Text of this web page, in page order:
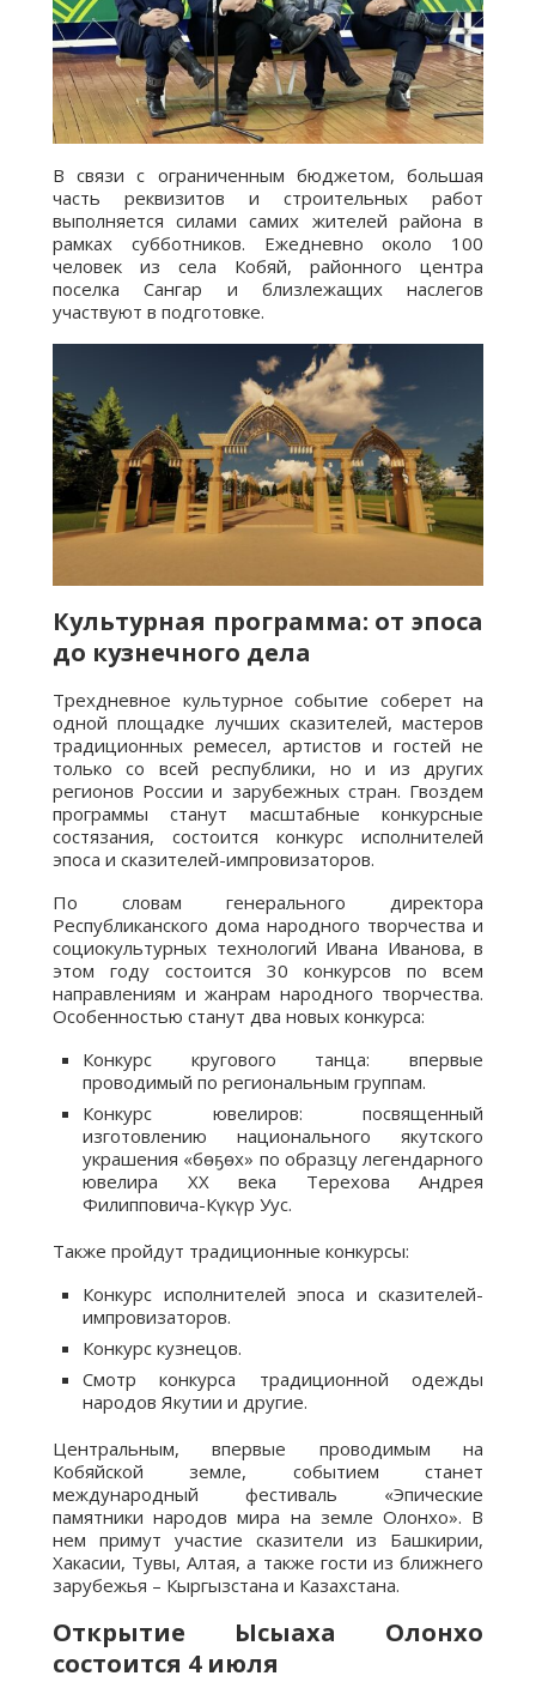
В связи с ограниченным бюджетом, большая
часть реквизитов и строительных работ
выполняется силами самих жителей района в
рамках субботников. Ежедневно около 100
человек из села Кобяй, районного центра
поселка Сангар и близлежащих наслегов
участвуют в подготовке.
Культурная программа: от эпоса
до кузнечного дела
Трехдневное культурное событие соберет на
одной площадке лучших сказителей, мастеров
традиционных ремесел, артистов и гостей не
только со всей республики, но и из других
регионов России и зарубежных стран. Гвоздем
программы станут масштабные конкурсные
состязания, состоится конкурс исполнителей
эпоса и сказителей-импровизаторов.
По словам генерального директора
Республиканского дома народного творчества и
социокультурных технологий Ивана Иванова, в
этом году состоится 30 конкурсов по всем
направлениям и жанрам народного творчества.
Особенностью станут два новых конкурса:
Конкурс кругового танца: впервые
проводимый по региональным группам.
Конкурс ювелиров: посвященный
изготовлению национального якутского
украшения «бөҕөх» по образцу легендарного
ювелира XX века Терехова Андрея
Филипповича-Күкүр Уус.
Также пройдут традиционные конкурсы:
Конкурс исполнителей эпоса и сказителей-
импровизаторов.
Конкурс кузнецов.
Смотр конкурса традиционной одежды
народов Якутии и другие.
Центральным, впервые проводимым на
Кобяйской земле, событием станет
международный фестиваль «Эпические
памятники народов мира на земле Олонхо». В
нем примут участие сказители из Башкирии,
Хакасии, Тувы, Алтая, а также гости из ближнего
зарубежья – Кыргызстана и Казахстана.
Открытие Ысыаха Олонхо
состоится 4 июля